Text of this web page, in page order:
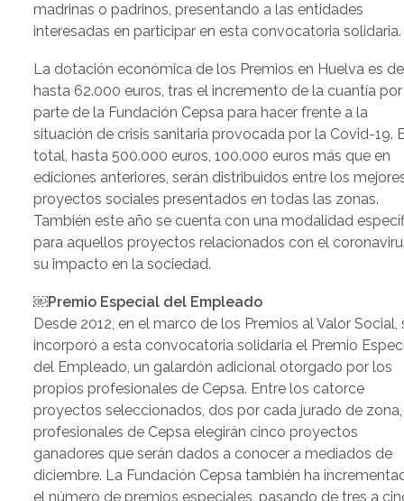
madrinas o padrinos, presentando a las entidades
interesadas en participar en esta convocatoria solidaria.
La dotación económica de los Premios en Huelva es de
hasta 62.000 euros, tras el incremento de la cuantía por
parte de la Fundación Cepsa para hacer frente a la
situación de crisis sanitaria provocada por la Covid-19.
total, hasta 500.000 euros, 100.000 euros más que en
ediciones anteriores, serán distribuidos entre los
proyectos sociales presentados en todas las zonas.
También este año se cuenta con una modalidad
para aquellos proyectos relacionados con el
su impacto en la sociedad.
￼Premio Especial del Empleado
Desde 2012, en el marco de los Premios al Valor Social,
incorporó a esta convocatoria solidaria el Premio
del Empleado, un galardón adicional otorgado por los
propios profesionales de Cepsa. Entre los catorce
proyectos seleccionados, dos por cada jurado de
profesionales de Cepsa elegirán cinco proyectos
ganadores que serán dados a conocer a mediados de
diciembre. La Fundación Cepsa también ha
el número de premios especiales, pasando de tres a